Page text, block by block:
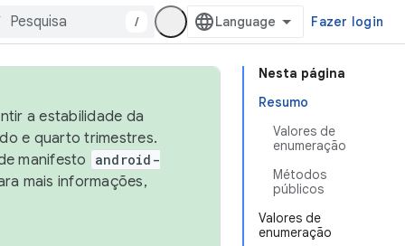
/ Fazer login
Nesta página
Resumo
Valores de
enumeração
Métodos
públicos
Valores de
enumeração
a estabilidade da
e quarto trimestres.
manifesto
android-
mais informações,